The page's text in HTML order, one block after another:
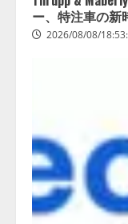
ー、特注車の新
2026/08/08/